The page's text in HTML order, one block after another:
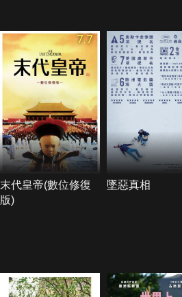
7.7
末代皇帝(數位修復
版)
墜惡真相